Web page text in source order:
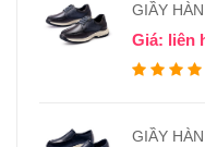
GIẦY
Giá: liên
GIẦY